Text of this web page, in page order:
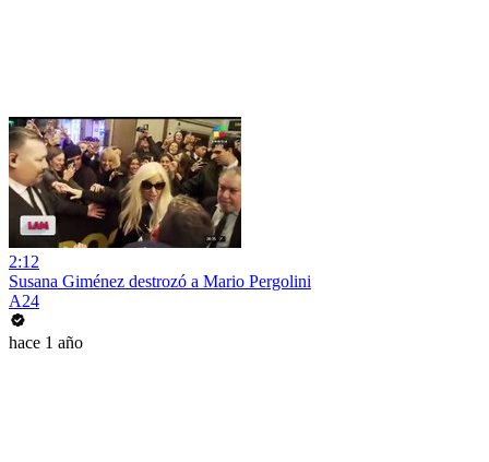
2:12
Susana Giménez destrozó a Mario Pergolini
A24
hace 1 año